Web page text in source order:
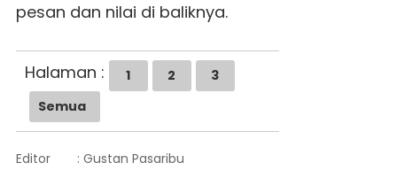
pesan dan nilai di baliknya.
Halaman : 1 2
3
Semua
Editor : Gustan Pasaribu